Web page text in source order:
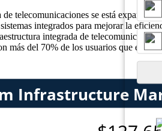
telecomunicaciones se está
integrados para mejorar la
integrada de
más del 70% de los usuarios que